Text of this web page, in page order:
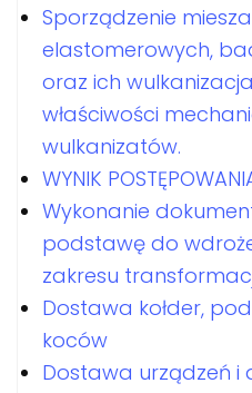
Sporządzenie
elastomerowych,
oraz ich
właściwości
wulkanizatów.
WYNIK
Wykonanie
podstawę do
zakresu
Dostawa kołder,
koców
Dostawa urządzeń i